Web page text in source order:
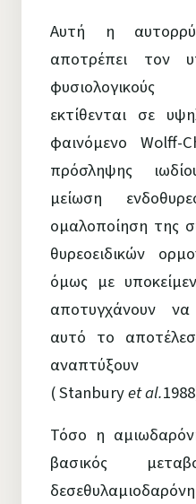
Αυτή η
αποτρέπει τον
εκτίθενται σε
φαινόμενο Wolff-
πρόσληψης
μείωση
ομαλοποίηση της
θυρεοειδικών
όμως με
αποτυγχάνουν
αυτό το
αναπτύξουν
( Stanburyet al.
Τόσο η
βασικός